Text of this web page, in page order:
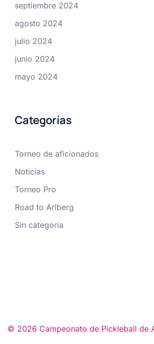
septiembre 2024
agosto 2024
julio 2024
junio 2024
mayo 2024
Categorías
Torneo de aficionados
Noticias
Torneo Pro
Road to Arlberg
Sin categoría
© 2026 Campeonato de Pickleball de